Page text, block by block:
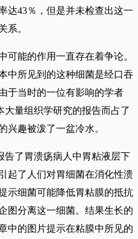
达43％，但是并未检查出这一
系。
能的作用一直存在着争论。
中所见到的这种细菌是经口吞
于当时的一位有影响的学者
大量组织学研究的报告而占了
兴趣被泼了一盆冷水。
了胃溃疡病人中胃粘液层下
起了人们对胃细菌在消化性溃
示细菌可能降低胃粘膜的抵抗
图分离这一细菌。结果生长的
中的图片提示在粘膜中所见的